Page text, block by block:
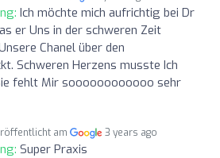
Ich möchte mich aufrichtig bei Dr
er Uns in der schweren Zeit
Chanel über den
Schweren Herzens musste Ich
fehlt Mir soooooooooooo sehr
am 3 years ago
Super Praxis